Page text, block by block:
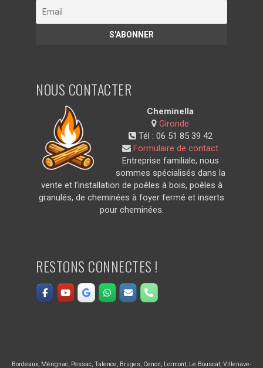
NOUS CONTACTER
Cheminella
Gironde
Tél : 06 51 85 39 42
Formulaire de contact
Entreprise familiale, nous
sommes spécialisés dans la
vente et l’installation de poêles à bois, poêles à
granulés, de cheminées à foyer fermé et inserts
pour cheminées.
RESTONS CONNECTES !
Bordeaux, Mérignac, Pessac, Talence, Bruges, Cenon, Lormont, Le Bouscat, Villenave-